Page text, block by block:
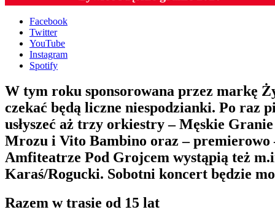
Facebook
Twitter
YouTube
Instagram
Spotify
W tym roku sponsorowana przez markę
czekać będą liczne niespodzianki. Po raz
usłyszeć aż trzy orkiestry – Męskie
Mrozu i Vito Bambino oraz – premierowo
Amfiteatrze Pod Grojcem wystąpią też
Karaś/Rogucki. Sobotni koncert będzie
Razem w trasie od 15 lat